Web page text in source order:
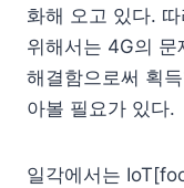
화해 오고 있다.
위해서는 4G의 문
해결함으로써 획
아볼 필요가 있다.
일각에서는